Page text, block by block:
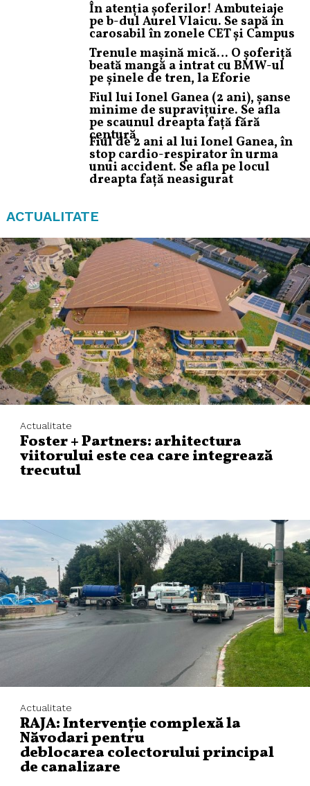
În atenția șoferilor! Ambuteiaje
pe b-dul Aurel Vlaicu. Se sapă în
carosabil în zonele CET și Campus
Trenule mașină mică… O șoferiță
beată mangă a intrat cu BMW-ul
pe șinele de tren, la Eforie
Fiul lui Ionel Ganea (2 ani), șanse
minime de supravițuire. Se afla
pe scaunul dreapta față fără
centură
Fiul de 2 ani al lui Ionel Ganea, în
stop cardio-respirator în urma
unui accident. Se afla pe locul
dreapta față neasigurat
ACTUALITATE
Actualitate
Foster + Partners: arhitectura
viitorului este cea care integrează
trecutul
Actualitate
RAJA: Intervenție complexă la
Năvodari pentru
deblocarea colectorului principal
de canalizare